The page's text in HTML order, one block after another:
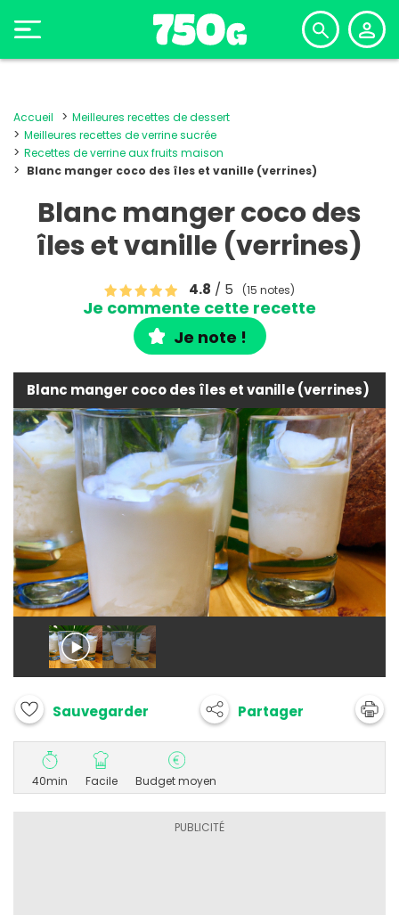
Accueil
Meilleures recettes de dessert
Meilleures recettes de verrine sucrée
Recettes de verrine aux fruits maison
Blanc manger coco des îles et vanille (verrines)
Blanc manger coco des
îles et vanille (verrines)
4.8 / 5 (15 notes)
Je commente cette recette
Je note !
Blanc manger coco des îles et vanille (verrines)
Sauvegarder Partager
40min Facile Budget moyen